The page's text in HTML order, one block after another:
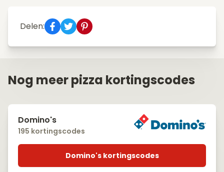
Delen:
Nog meer pizza kortingscodes
Domino's
195 kortingscodes
Domino's kortingscodes